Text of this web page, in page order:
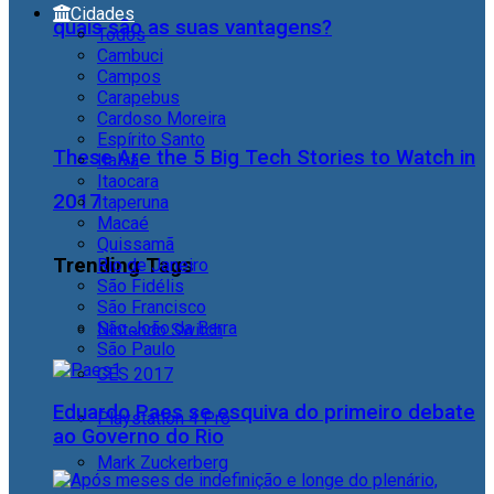
quais são as suas vantagens?
These Are the 5 Big Tech Stories to Watch in
2017
Trending Tags
Nintendo Switch
CES 2017
Playstation 4 Pro
Mark Zuckerberg
Cidades
Todos
Cambuci
Campos
Carapebus
Cardoso Moreira
Espírito Santo
Italva
Itaocara
Itaperuna
Macaé
Quissamã
Rio de Janeiro
São Fidélis
São Francisco
São João da Barra
São Paulo
Eduardo Paes se esquiva do primeiro debate
ao Governo do Rio